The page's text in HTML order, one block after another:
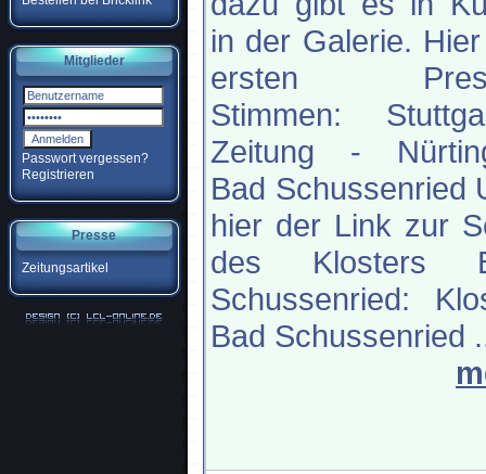
Mitglieder
Passwort vergessen?
Registrieren
Presse
Zeitungsartikel
in der Galerie.
ersten
Stimmen:
Zeitung -
Bad Schussenried
hier der Link zur
des Klosters
Schussenried:
Bad Schussenried